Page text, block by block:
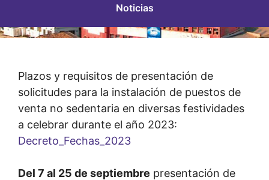
Noticias
Plazos y requisitos de presentación de
solicitudes para la instalación de puestos de
venta no sedentaria en diversas festividades
a celebrar durante el año 2023:
Decreto_Fechas_2023
Del 7 al 25 de septiembre presentación de